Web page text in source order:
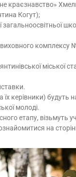
краєзнавство»
Когут);
комплексу
міської
керівники)
молоді.
етапу, візьмуть
на